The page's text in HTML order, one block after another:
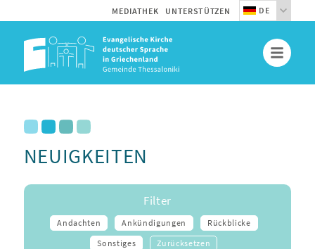
MEDIATHEK UNTERSTÜTZEN DE
NEUIGKEITEN
Filter
Andachten Ankündigungen
Rückblicke
Sonstiges
Zurücksetzen